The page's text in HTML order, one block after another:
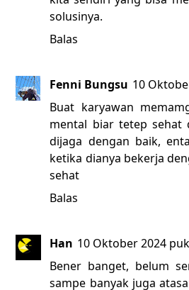
solusinya.
Balas
Fenni Bungsu 10
Buat karyawan
mental biar tetep sehat
dijaga dengan baik,
ketika dianya bekerja
sehat
Balas
Han 10 Oktober 2024
Bener banget, belum
sampe banyak juga